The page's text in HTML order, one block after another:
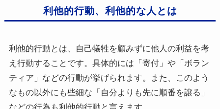
利他的行動、利他的な人とは
利他的行動とは、自己犠牲を顧みずに他人の利益を考
え行動することです。具体的には「寄付」や「ボラン
ティア」などの行動が挙げられます。また、このよう
なもの以外にも些細な「自分よりも先に順番を譲る」